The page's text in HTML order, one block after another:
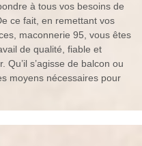
à tous vos besoins de
ce fait, en remettant vos
maconnerie 95, vous êtes
de qualité, fiable et
s’agisse de balcon ou
moyens nécessaires pour